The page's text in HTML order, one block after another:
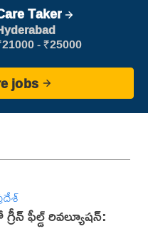
Taker
- ₹25000
jobs
ఫీల్డ్ రివల్యూషన్: